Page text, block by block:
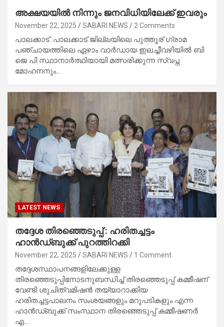
അക്ഷയയിൽ നിന്നും ജനവിധിയിലേക്ക് ഇവരും
November 22, 2025 SABARI NEWS 2 Comments
പാലക്കാട് :പാലക്കാട് ജില്ലയിലെ പുത്തൂര് ഗ്രാമ
പഞ്ചായത്തിലെ ഏഴാം വാർഡായ ഇലച്ചീവഴിയിൽ ബി
ജെ പി സ്ഥാനാർത്ഥിയായി മത്സരിക്കുന്ന സ്വപ്ന
മോഹനനും…
LATEST NEWS
തദ്ദേശ തിരഞ്ഞെടുപ്പ് : ഹരിതച്ചട്ടം
ഹാൻഡ്ബുക്ക് പുറത്തിറക്കി
November 22, 2025 SABARI NEWS 1 Comment
തദ്ദേശസ്ഥാപനങ്ങളിലേക്കുള്ള
തിരഞ്ഞെടുപ്പിനോടനുബന്ധിച്ച് തിരഞ്ഞെടുപ്പ് കമ്മീഷന്
വേണ്ടി ശുചിത്വമിഷൻ തയ്യാറാക്കിയ
ഹരിതച്ചട്ടപാലനം സംശയങ്ങളും മറുപടികളും എന്ന
ഹാൻഡ്ബുക്ക് സംസ്ഥാന തിരഞ്ഞെടുപ്പ് കമ്മീഷണർ
എ.…